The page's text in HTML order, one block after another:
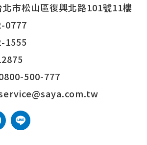
市松山區復興北路101號11樓
0777
1555
500-777